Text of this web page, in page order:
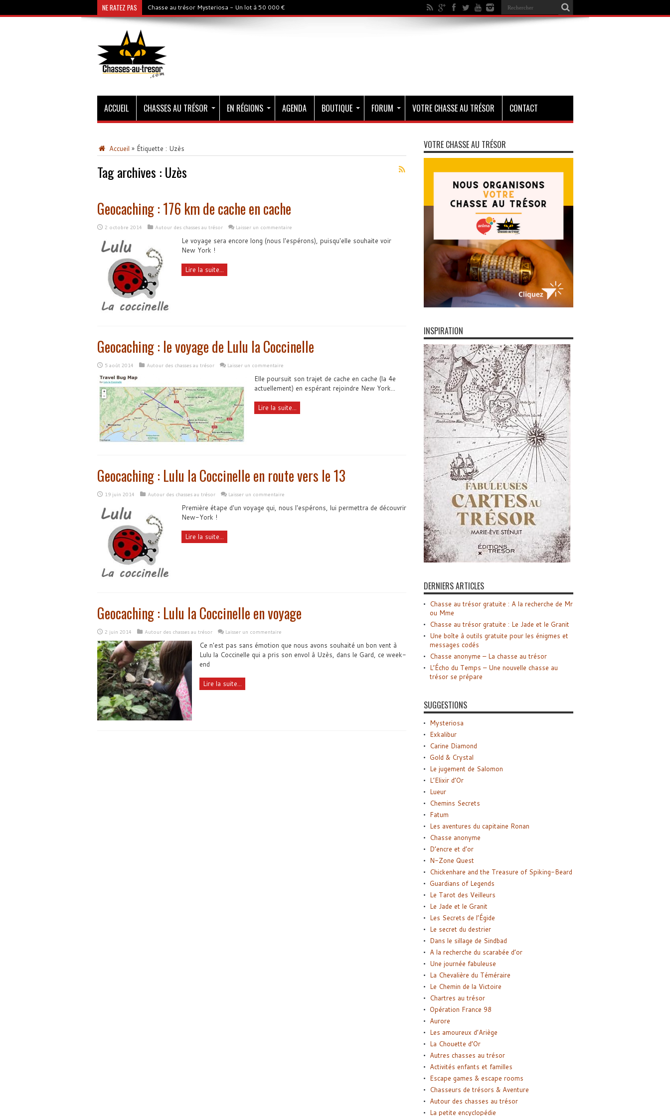
NE RATEZ PAS Chasse au trésor Mysteriosa - Un lot à 50 000 €
ACCUEIL CHASSES AU TRÉSOR EN RÉGIONS AGENDA BOUTIQUE FORUM VOTRE CHASSE AU TRÉSOR CONTACT
Accueil » Étiquette : Uzès
Tag archives : Uzès
Geocaching : 176 km de cache en cache
2 octobre 2014 Autour des chasses au trésor Laisser un commentaire
Le voyage sera encore long (nous l'espérons), puisqu'elle souhaite voir
New York !
Lire la suite...
Geocaching : le voyage de Lulu la Coccinelle
5 août 2014 Autour des chasses au trésor Laisser un commentaire
Elle poursuit son trajet de cache en cache (la 4e
actuellement) en espérant rejoindre New York...
Lire la suite...
Geocaching : Lulu la Coccinelle en route vers le 13
19 juin 2014 Autour des chasses au trésor Laisser un commentaire
Première étape d'un voyage qui, nous l'espérons, lui permettra de découvrir
New-York !
Lire la suite...
Geocaching : Lulu la Coccinelle en voyage
2 juin 2014 Autour des chasses au trésor Laisser un commentaire
Ce n'est pas sans émotion que nous avons souhaité un bon vent à
Lulu la Coccinelle qui a pris son envol à Uzès, dans le Gard, ce week-
end
Lire la suite...
VOTRE CHASSE AU TRÉSOR
INSPIRATION
DERNIERS ARTICLES
Chasse au trésor gratuite : A la recherche de Mr
ou Mme
Chasse au trésor gratuite : Le Jade et le Granit
Une boîte à outils gratuite pour les énigmes et
messages codés
Chasse anonyme – La chasse au trésor
L’Écho du Temps – Une nouvelle chasse au
trésor se prépare
SUGGESTIONS
Mysteriosa
Exkalibur
Carine Diamond
Gold & Crystal
Le jugement de Salomon
L’Elixir d’Or
Lueur
Chemins Secrets
Fatum
Les aventures du capitaine Ronan
Chasse anonyme
D’encre et d’or
N-Zone Quest
Chickenhare and the Treasure of Spiking-Beard
Guardians of Legends
Le Tarot des Veilleurs
Le Jade et le Granit
Les Secrets de l’Égide
Le secret du destrier
Dans le sillage de Sindbad
A la recherche du scarabée d’or
Une journée fabuleuse
La Chevalière du Téméraire
Le Chemin de la Victoire
Chartres au trésor
Opération France 98
Aurore
Les amoureux d’Ariège
La Chouette d’Or
Autres chasses au trésor
Activités enfants et familles
Escape games & escape rooms
Chasseurs de trésors & Aventure
Autour des chasses au trésor
La petite encyclopédie